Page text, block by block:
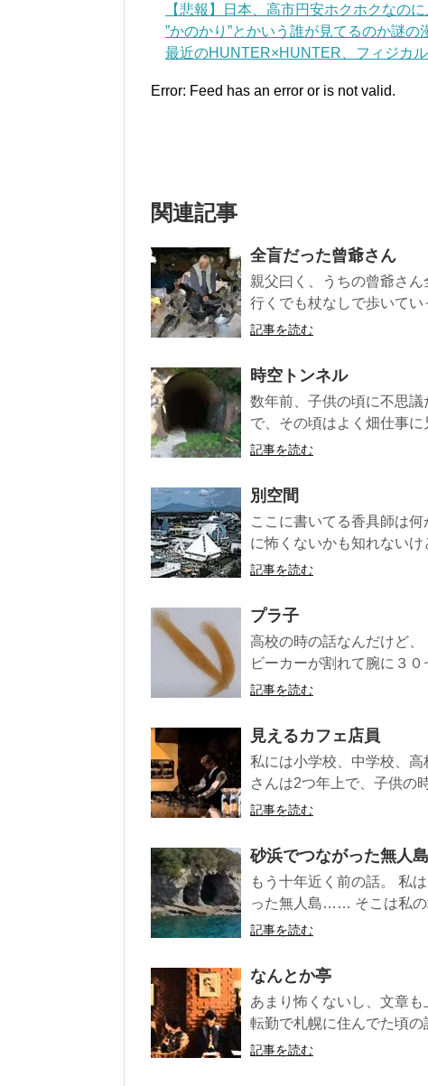
【悲報】日本、高市円安ホクホクなの
”かのかり”とかいう誰が見てるのか謎
最近のHUNTER×HUNTER、フィジカ
Error: Feed has an error or is not valid.
関連記事
全盲だった曾爺さん
親父曰く、うちの曾爺さ
行くでも杖なしで歩いて
記事を読む
時空トンネル
数年前、子供の頃に不思
で、その頃はよく畑仕事
記事を読む
別空間
ここに書いてる香具師は
に怖くないかも知れない
記事を読む
プラ子
高校の時の話なんだけど
ビーカーが割れて腕に３
記事を読む
見えるカフェ店員
私には小学校、中学校、
さんは2つ年上で、子供の
記事を読む
砂浜でつながった無人島
もう十年近く前の話。 私
った無人島…… そこは私の
記事を読む
なんとか亭
あまり怖くないし、文章も
転勤で札幌に住んでた頃
記事を読む